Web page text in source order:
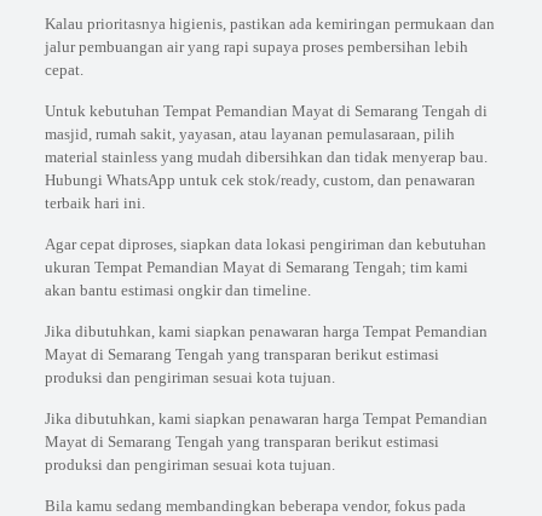
Kalau prioritasnya higienis, pastikan ada kemiringan permukaan dan
jalur pembuangan air yang rapi supaya proses pembersihan lebih
cepat.
Untuk kebutuhan Tempat Pemandian Mayat di Semarang Tengah di
masjid, rumah sakit, yayasan, atau layanan pemulasaraan, pilih
material stainless yang mudah dibersihkan dan tidak menyerap bau.
Hubungi WhatsApp untuk cek stok/ready, custom, dan penawaran
terbaik hari ini.
Agar cepat diproses, siapkan data lokasi pengiriman dan kebutuhan
ukuran Tempat Pemandian Mayat di Semarang Tengah; tim kami
akan bantu estimasi ongkir dan timeline.
Jika dibutuhkan, kami siapkan penawaran harga Tempat Pemandian
Mayat di Semarang Tengah yang transparan berikut estimasi
produksi dan pengiriman sesuai kota tujuan.
Jika dibutuhkan, kami siapkan penawaran harga Tempat Pemandian
Mayat di Semarang Tengah yang transparan berikut estimasi
produksi dan pengiriman sesuai kota tujuan.
Bila kamu sedang membandingkan beberapa vendor, fokus pada